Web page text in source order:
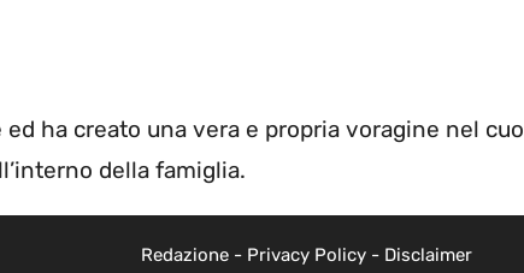
ha creato una vera e propria voragine nel
della famiglia.
Redazione- Privacy Policy- Disclaimer